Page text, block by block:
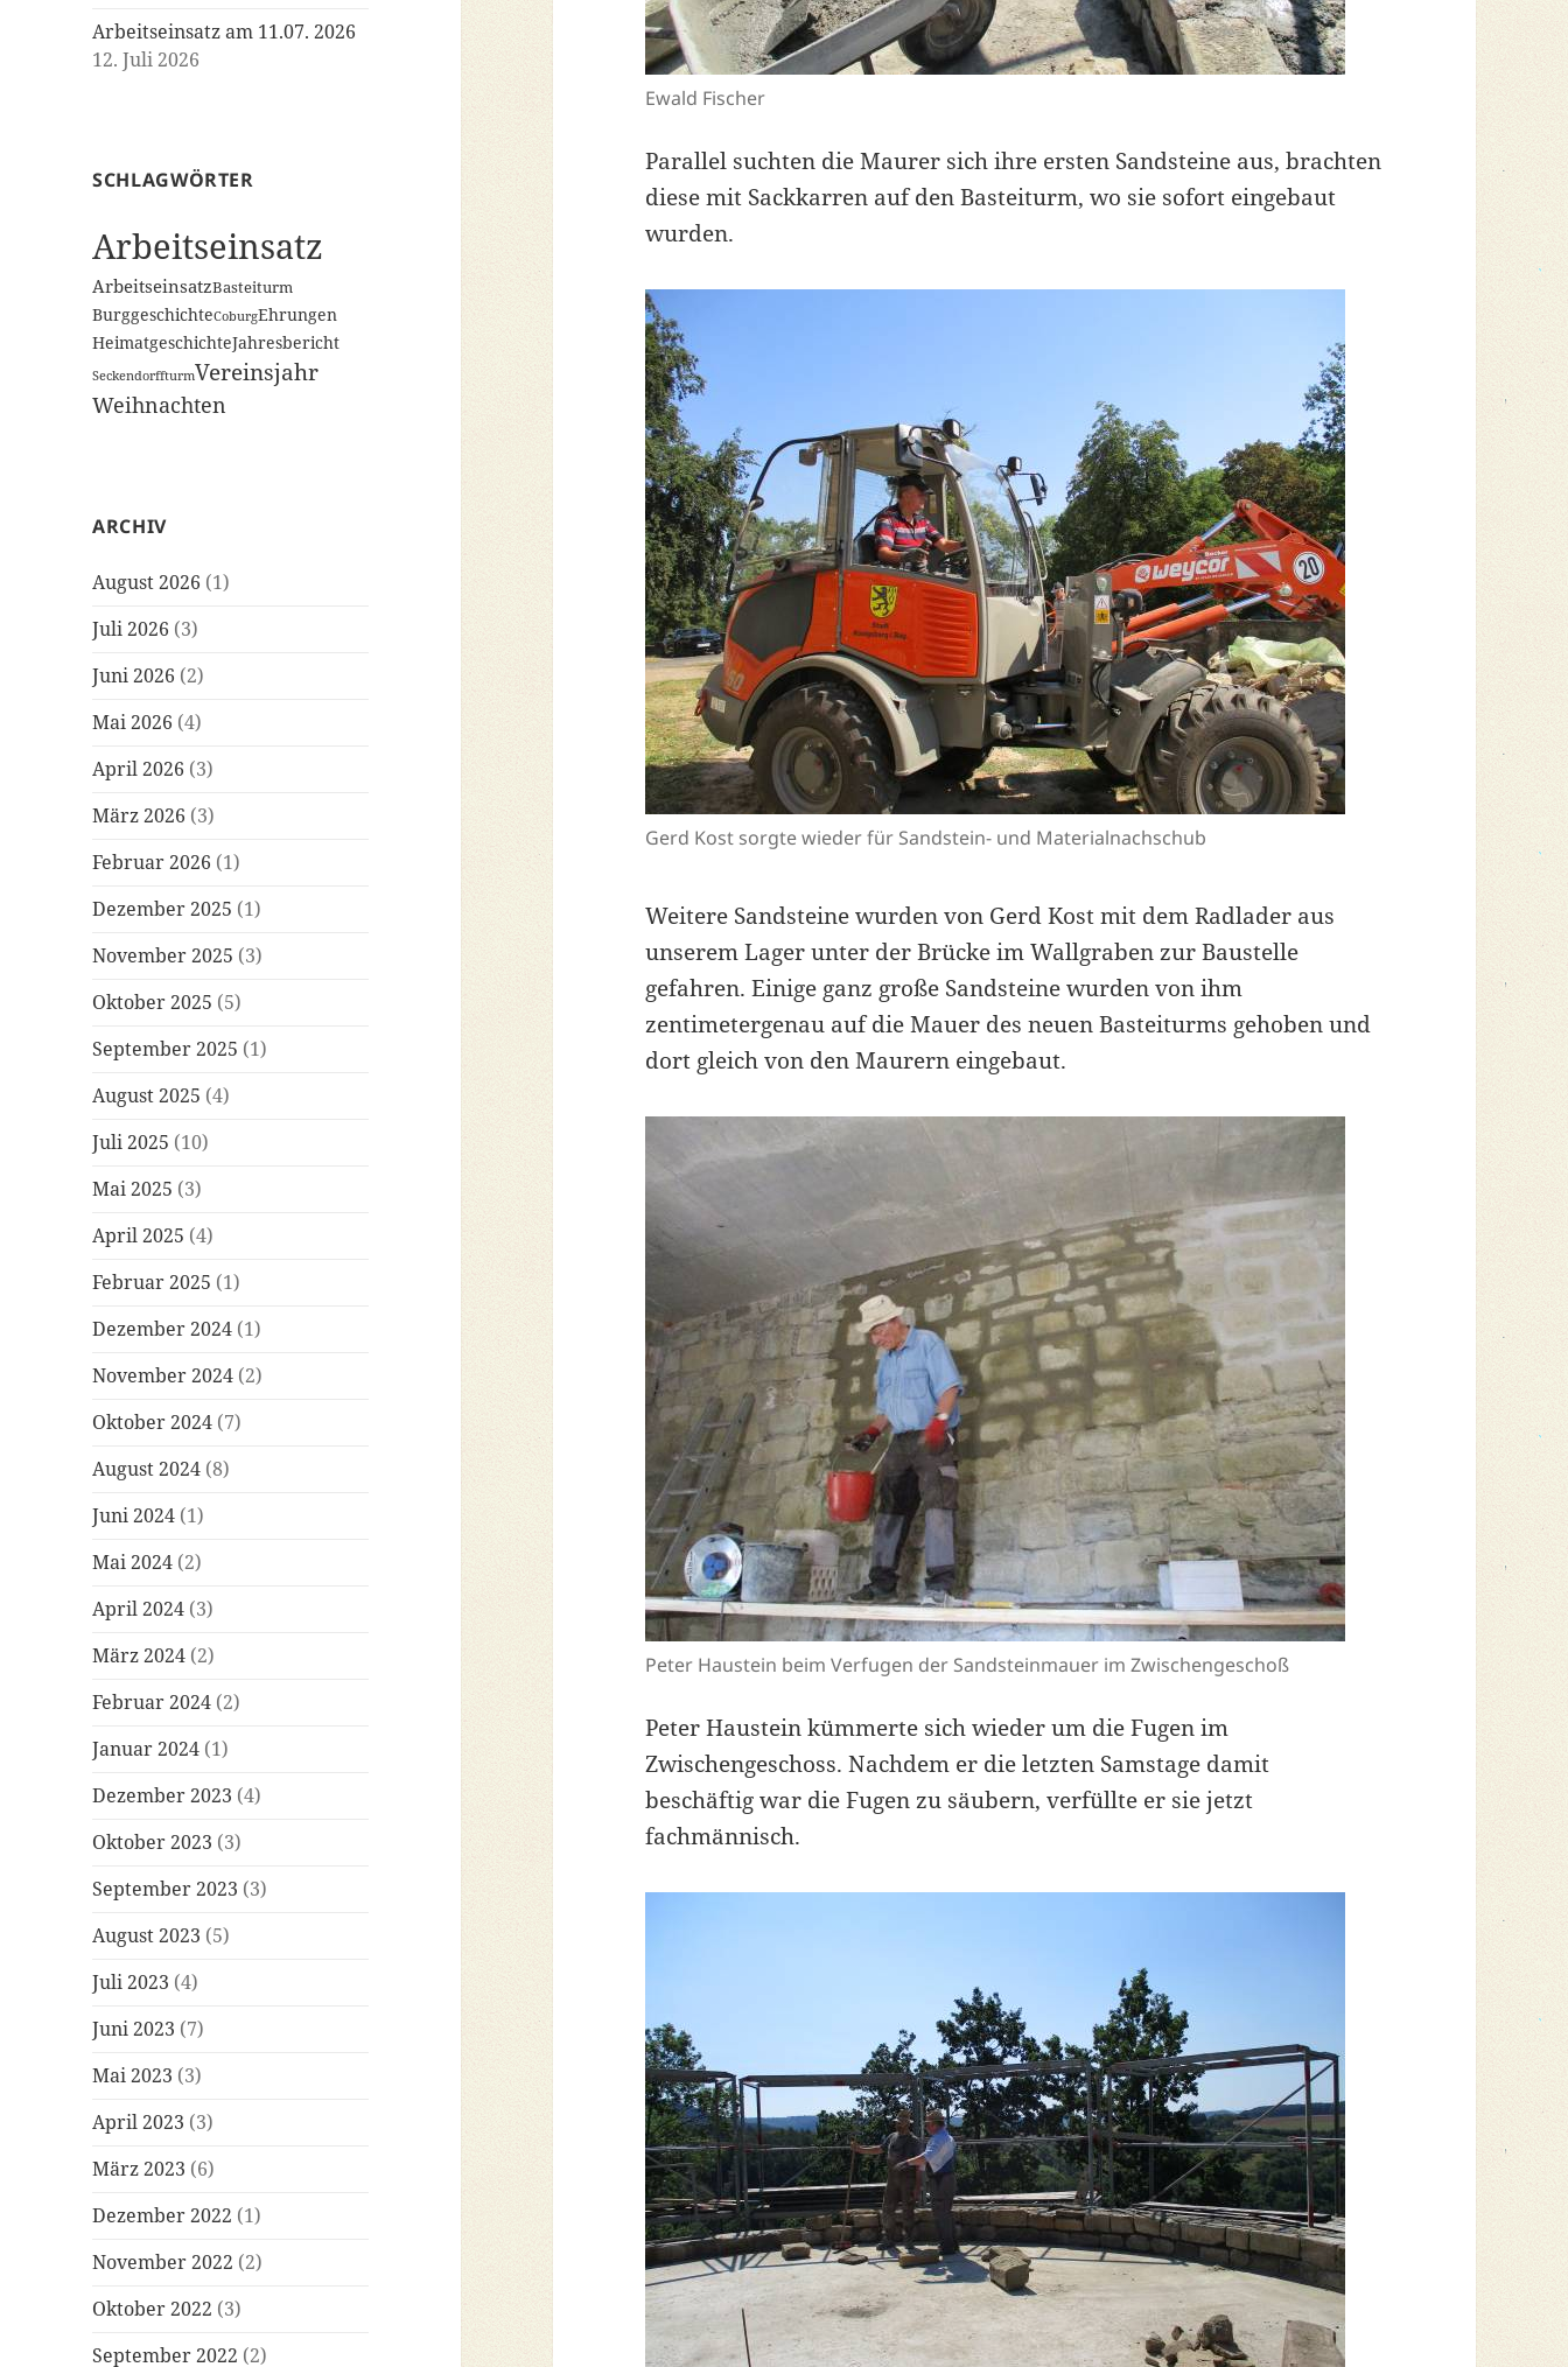
Arbeitseinsatz am 11.07. 2026
12. Juli 2026
SCHLAGWÖRTER
Arbeitseinsatz
ArbeitseinsatzBasteiturm
BurggeschichteCoburgEhrungen
HeimatgeschichteJahresbericht
SeckendorffturmVereinsjahr
Weihnachten
ARCHIV
August 2026 (1)
Juli 2026 (3)
Juni 2026 (2)
Mai 2026 (4)
April 2026 (3)
März 2026 (3)
Februar 2026 (1)
Dezember 2025 (1)
November 2025 (3)
Oktober 2025 (5)
September 2025 (1)
August 2025 (4)
Juli 2025 (10)
Mai 2025 (3)
April 2025 (4)
Februar 2025 (1)
Dezember 2024 (1)
November 2024 (2)
Oktober 2024 (7)
August 2024 (8)
Juni 2024 (1)
Mai 2024 (2)
April 2024 (3)
März 2024 (2)
Februar 2024 (2)
Januar 2024 (1)
Dezember 2023 (4)
Oktober 2023 (3)
September 2023 (3)
August 2023 (5)
Juli 2023 (4)
Juni 2023 (7)
Mai 2023 (3)
April 2023 (3)
März 2023 (6)
Dezember 2022 (1)
November 2022 (2)
Oktober 2022 (3)
September 2022 (2)
Ewald Fischer
Parallel suchten die Maurer sich ihre ersten Sandsteine aus, brachten
diese mit Sackkarren auf den Basteiturm, wo sie sofort eingebaut
wurden.
Gerd Kost sorgte wieder für Sandstein- und Materialnachschub
Weitere Sandsteine wurden von Gerd Kost mit dem Radlader aus
unserem Lager unter der Brücke im Wallgraben zur Baustelle
gefahren. Einige ganz große Sandsteine wurden von ihm
zentimetergenau auf die Mauer des neuen Basteiturms gehoben und
dort gleich von den Maurern eingebaut.
Peter Haustein beim Verfugen der Sandsteinmauer im Zwischengeschoß
Peter Haustein kümmerte sich wieder um die Fugen im
Zwischengeschoss. Nachdem er die letzten Samstage damit
beschäftig war die Fugen zu säubern, verfüllte er sie jetzt
fachmännisch.